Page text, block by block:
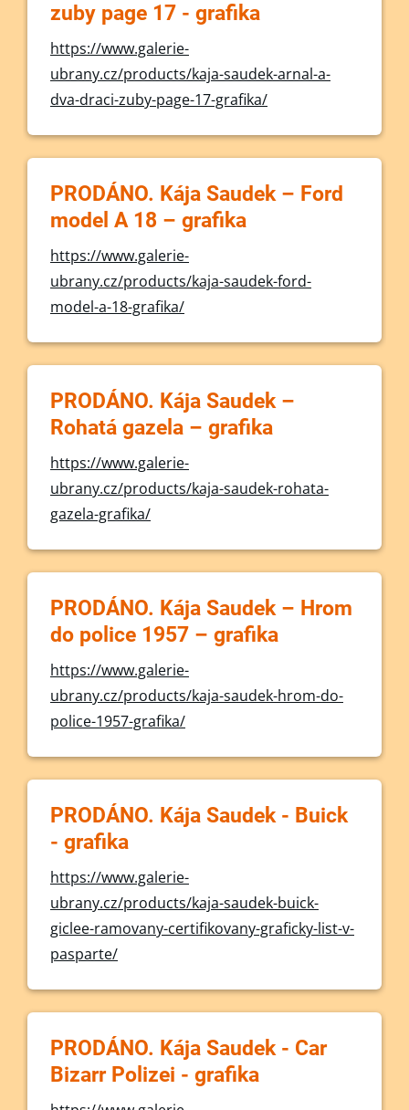
zuby page 17 - grafika
https://www.galerie-
ubrany.cz/products/kaja-saudek-arnal-a-
dva-draci-zuby-page-17-grafika/
PRODÁNO. Kája Saudek – Ford
model A 18 – grafika
https://www.galerie-
ubrany.cz/products/kaja-saudek-ford-
model-a-18-grafika/
PRODÁNO. Kája Saudek –
Rohatá gazela – grafika
https://www.galerie-
ubrany.cz/products/kaja-saudek-rohata-
gazela-grafika/
PRODÁNO. Kája Saudek – Hrom
do police 1957 – grafika
https://www.galerie-
ubrany.cz/products/kaja-saudek-hrom-do-
police-1957-grafika/
PRODÁNO. Kája Saudek - Buick
- grafika
https://www.galerie-
ubrany.cz/products/kaja-saudek-buick-
giclee-ramovany-certifikovany-graficky-list-v-
pasparte/
PRODÁNO. Kája Saudek - Car
Bizarr Polizei - grafika